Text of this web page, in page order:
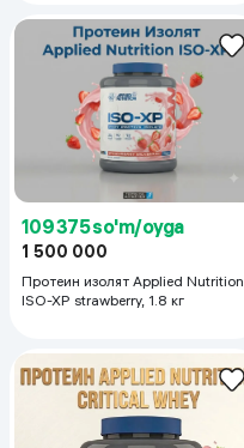
109 375 so'm/oyga
1 500 000
Протеин изолят Applied Nutrition
ISO-XP strawberry, 1.8 кг